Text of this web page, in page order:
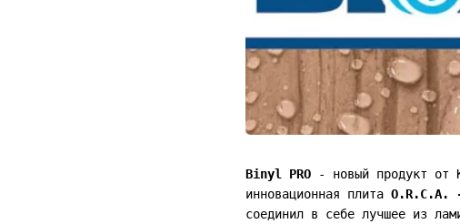
Binyl PRO - новый продукт от
инновационная плита O.R.C.A.
соединил в себе лучшее из